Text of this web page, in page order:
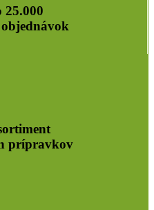
25.000
prípravkov